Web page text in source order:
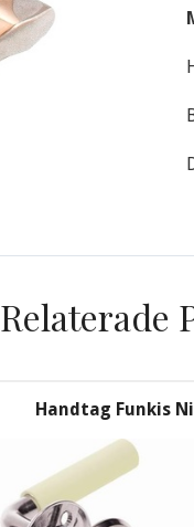
Relaterade
Handtag Funkis